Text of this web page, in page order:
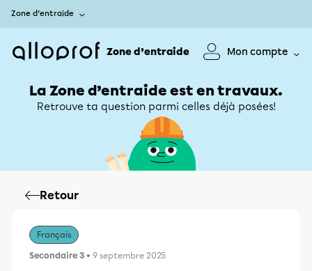
Zone d’entraide
Zone d’entraide Mon compte
La Zone d’entraide est en travaux.
Retrouve ta question parmi celles déjà posées!
Retour
Français
Secondaire 3 • 9 septembre 2025